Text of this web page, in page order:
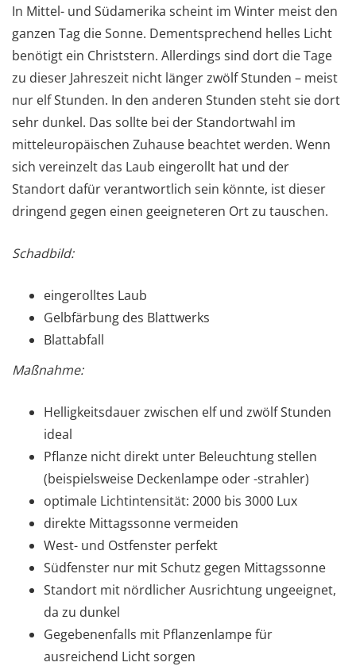
In Mittel- und Südamerika scheint im Winter meist den
ganzen Tag die Sonne. Dementsprechend helles Licht
benötigt ein Christstern. Allerdings sind dort die Tage
zu dieser Jahreszeit nicht länger zwölf Stunden – meist
nur elf Stunden. In den anderen Stunden steht sie dort
sehr dunkel. Das sollte bei der Standortwahl im
mitteleuropäischen Zuhause beachtet werden. Wenn
sich vereinzelt das Laub eingerollt hat und der
Standort dafür verantwortlich sein könnte, ist dieser
dringend gegen einen geeigneteren Ort zu tauschen.
Schadbild:
eingerolltes Laub
Gelbfärbung des Blattwerks
Blattabfall
Maßnahme:
Helligkeitsdauer zwischen elf und zwölf Stunden
ideal
Pflanze nicht direkt unter Beleuchtung stellen
(beispielsweise Deckenlampe oder -strahler)
optimale Lichtintensität: 2000 bis 3000 Lux
direkte Mittagssonne vermeiden
West- und Ostfenster perfekt
Südfenster nur mit Schutz gegen Mittagssonne
Standort mit nördlicher Ausrichtung ungeeignet,
da zu dunkel
Gegebenenfalls mit Pflanzenlampe für
ausreichend Licht sorgen